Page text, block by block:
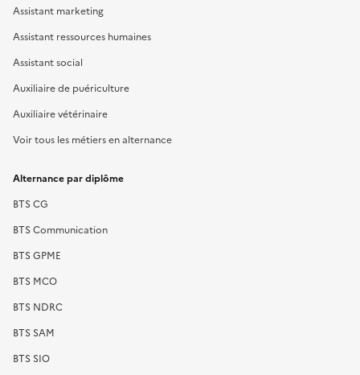
Assistant marketing
Assistant ressources humaines
Assistant social
Auxiliaire de puériculture
Auxiliaire vétérinaire
Voir tous les métiers en alternance
Alternance par diplôme
BTS CG
BTS Communication
BTS GPME
BTS MCO
BTS NDRC
BTS SAM
BTS SIO